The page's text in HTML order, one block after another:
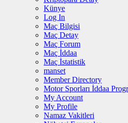
Künye
Log In
Maç Bilgisi
Maç Detay
Maç Forum
Maç İddaa
Maç İstatistik
manset
Member Directory
Motor Sporları İddaa
My Account
My Profile
Namaz Vakitleri